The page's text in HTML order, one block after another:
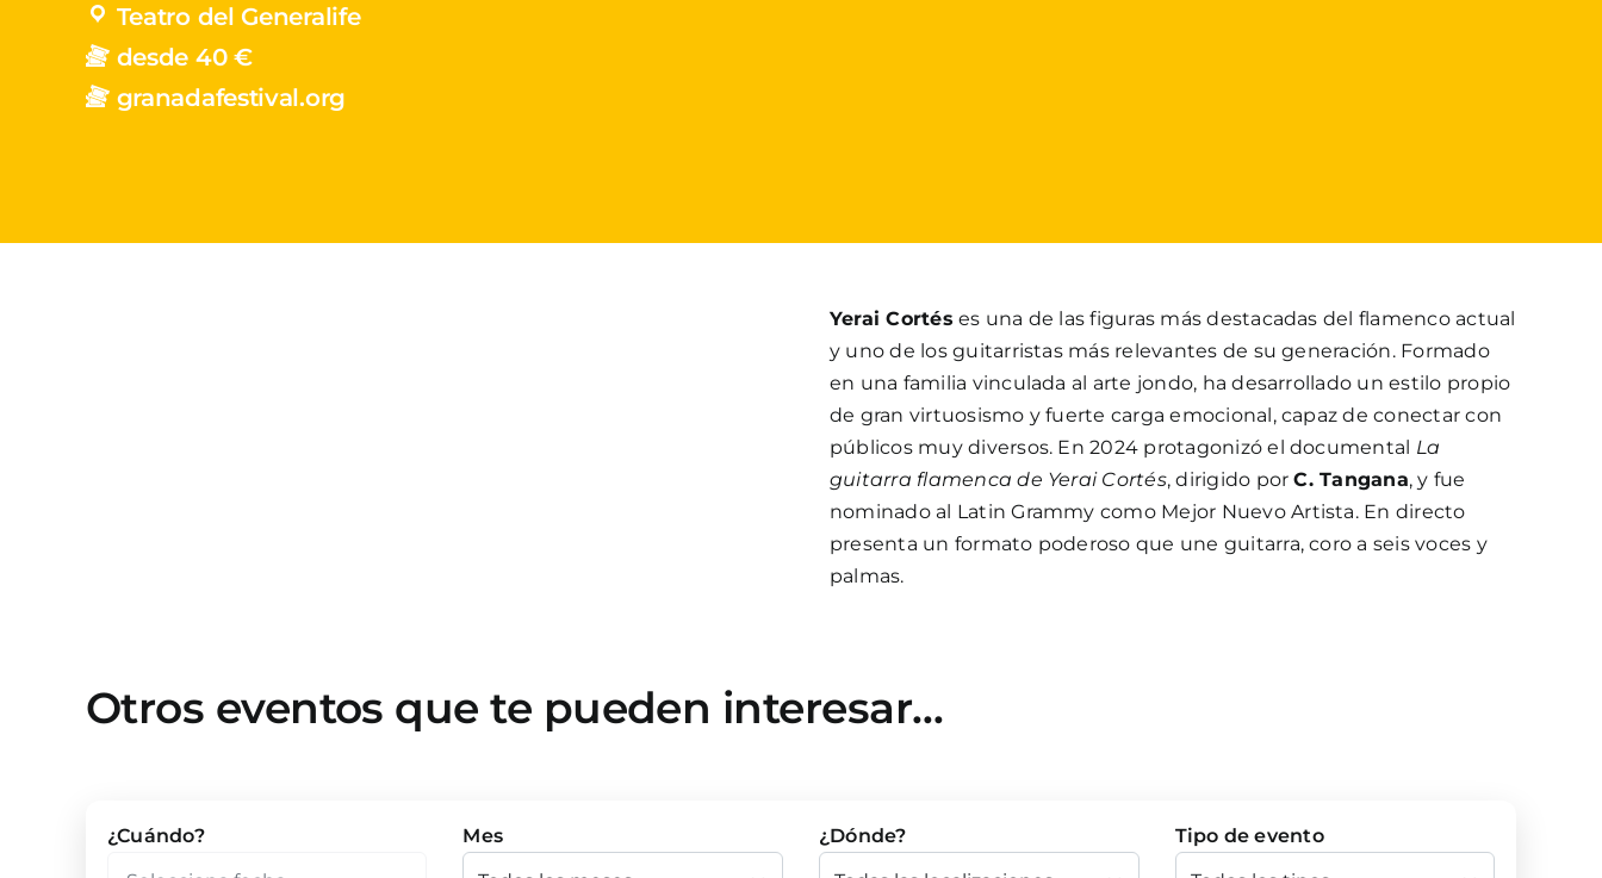
Teatro del Generalife
desde 40 €
granadafestival.org
Yerai Cortés es una de las figuras más destacadas del flamenco actual
y uno de los guitarristas más relevantes de su generación. Formado
en una familia vinculada al arte jondo, ha desarrollado un estilo propio
de gran virtuosismo y fuerte carga emocional, capaz de conectar con
públicos muy diversos. En 2024 protagonizó el documental La
guitarra flamenca de Yerai Cortés, dirigido porC. Tangana, y fue
nominado al Latin Grammy como Mejor Nuevo Artista. En directo
presenta un formato poderoso que une guitarra, coro a seis voces y
palmas.
Otros eventos que te pueden interesar…
¿Cuándo? Mes ¿Dónde? Tipo de evento